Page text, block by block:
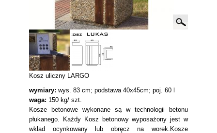
Kosz uliczny LARGO
wymiary: wys. 83 cm; podstawa 40x45cm; poj. 60 l
waga: 150 kg/ szt.
Kosze betonowe wykonane są w technologii betonu
płukanego. Każdy Kosz betonowy wyposażony jest w
wkład ocynkowany lub obręcz na worek.Kosze